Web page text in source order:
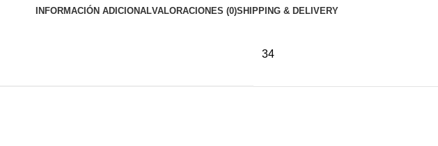
INFORMACIÓN ADICIONALVALORACIONES (0)SHIPPING & DELIVERY
34